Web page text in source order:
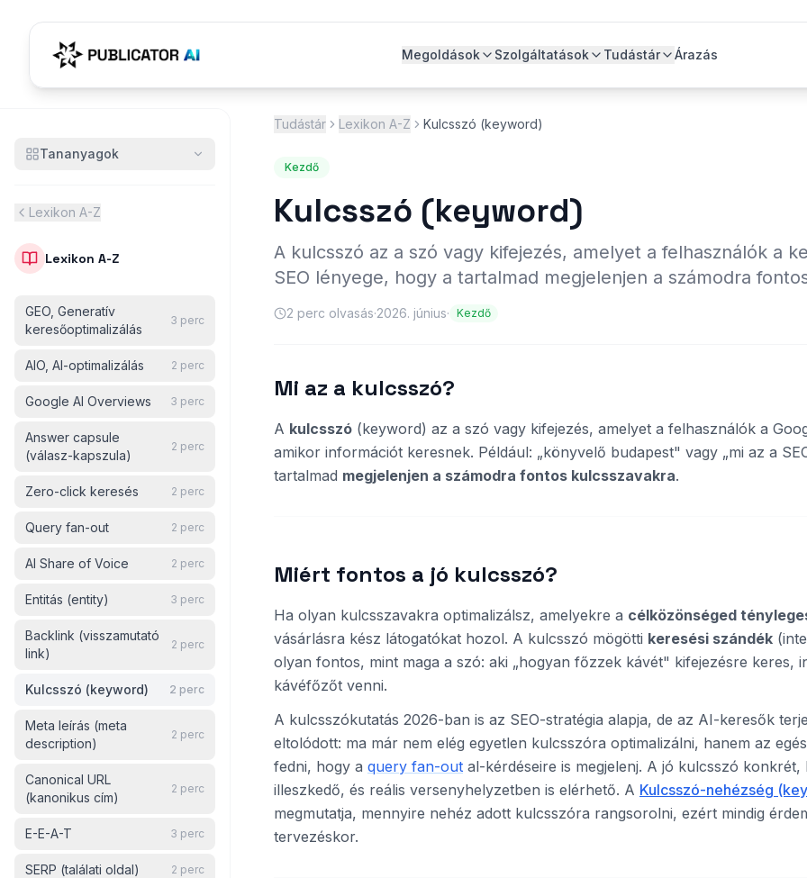
Megoldások Szolgáltatások Tudástár Árazás
Tananyagok
Lexikon A-Z
Lexikon A-Z
GEO, Generatív
keresőoptimalizálás
3 perc
AIO, AI-optimalizálás 2 perc
Google AI Overviews 3 perc
Answer capsule
(válasz-kapszula)
2 perc
Zero-click keresés 2 perc
Query fan-out 2 perc
AI Share of Voice 2 perc
Entitás (entity) 3 perc
Backlink (visszamutató
link)
2 perc
Kulcsszó (keyword) 2 perc
Meta leírás (meta
description)
2 perc
Canonical URL
(kanonikus cím)
2 perc
E-E-A-T 3 perc
SERP (találati oldal) 2 perc
Tudástár Lexikon A-Z Kulcsszó (keyword)
Kezdő
Kulcsszó (keyword)
A kulcsszó az a szó vagy kifejezés, amelyet a felhasználók a
SEO lényege, hogy a tartalmad megjelenjen a számodra
2 perc olvasás·2026. június· Kezdő
Mi az a kulcsszó?
A kulcsszó (keyword) az a szó vagy kifejezés, amelyet a felhasználók a
amikor információt keresnek. Például: „könyvelő budapest" vagy „mi az a
tartalmad megjelenjen a számodra fontos kulcsszavakra.
Miért fontos a jó kulcsszó?
Ha olyan kulcsszavakra optimalizálsz, amelyekre a célközönséged
vásárlásra kész látogatókat hozol. A kulcsszó mögötti keresési szándék
olyan fontos, mint maga a szó: aki „hogyan főzzek kávét" kifejezésre keres,
kávéfőzőt venni.
A kulcsszókutatás 2026-ban is az SEO-stratégia alapja, de az AI-keresők
eltolódott: ma már nem elég egyetlen kulcsszóra optimalizálni, hanem az
fedni, hogy a query fan-out al-kérdéseire is megjelenj. A jó kulcsszó konkrét,
illeszkedő, és reális versenyhelyzetben is elérhető. A Kulcsszó-nehézség
megmutatja, mennyire nehéz adott kulcsszóra rangsorolni, ezért mindig
tervezéskor.